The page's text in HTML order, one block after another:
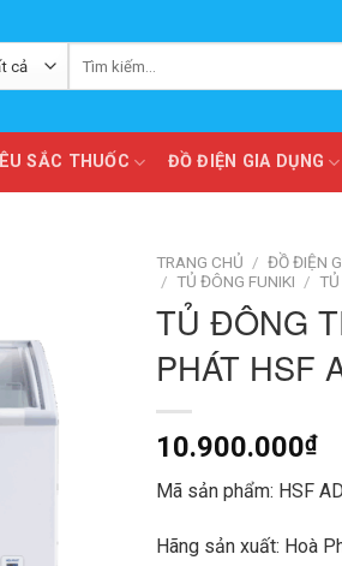
kiếm:
SẮC THUỐC ĐỒ ĐIỆN GIA DỤNG
TRANG CHỦ / ĐỒ ĐIỆN
/ TỦ ĐÔNG FUNIKI /
TỦ ĐÔNG
PHÁT HSF
10.900.000₫
Mã sản phẩm: HSF
Hãng sản xuất: Hoà